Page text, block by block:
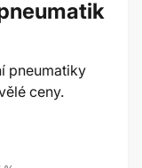
pneumatiky
ceny.